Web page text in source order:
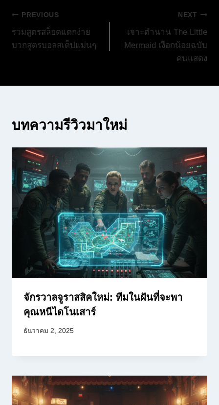
แนะแนว
เรื่อง
PREVIOUS
รวมสูตรสล็อตแตกง่าย
บวกสูตรบอลสเต็ปแม่นๆ
NEXT
เจาะตำนาน The Little
Mermaid เงือกน้อยฉบับ
คนแสดง
บทความรีวิวมาใหม่
จักรวาลจูราสสิคใหม่: ทีมในฝันที่จะพา
คุณหนีไดโนเสาร์
ธันวาคม 2, 2025